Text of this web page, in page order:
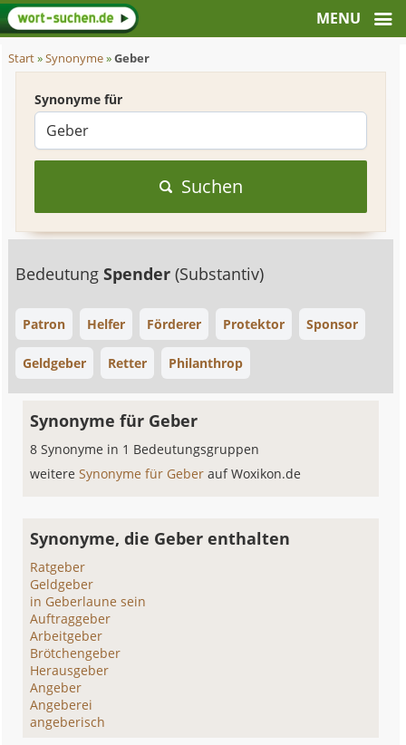
Start»Synonyme»Geber
Synonyme für
Suchen
BedeutungSpender(Substantiv)
Patron Helfer Förderer Protektor Sponsor
Geldgeber Retter Philanthrop
Synonyme für Geber
8 Synonyme in 1 Bedeutungsgruppen
weitereSynonyme für Geberauf Woxikon.de
Synonyme, die Geber enthalten
Ratgeber
Geldgeber
in Geberlaune sein
Auftraggeber
Arbeitgeber
Brötchengeber
Herausgeber
Angeber
Angeberei
angeberisch